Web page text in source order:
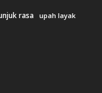
rasa upah layak